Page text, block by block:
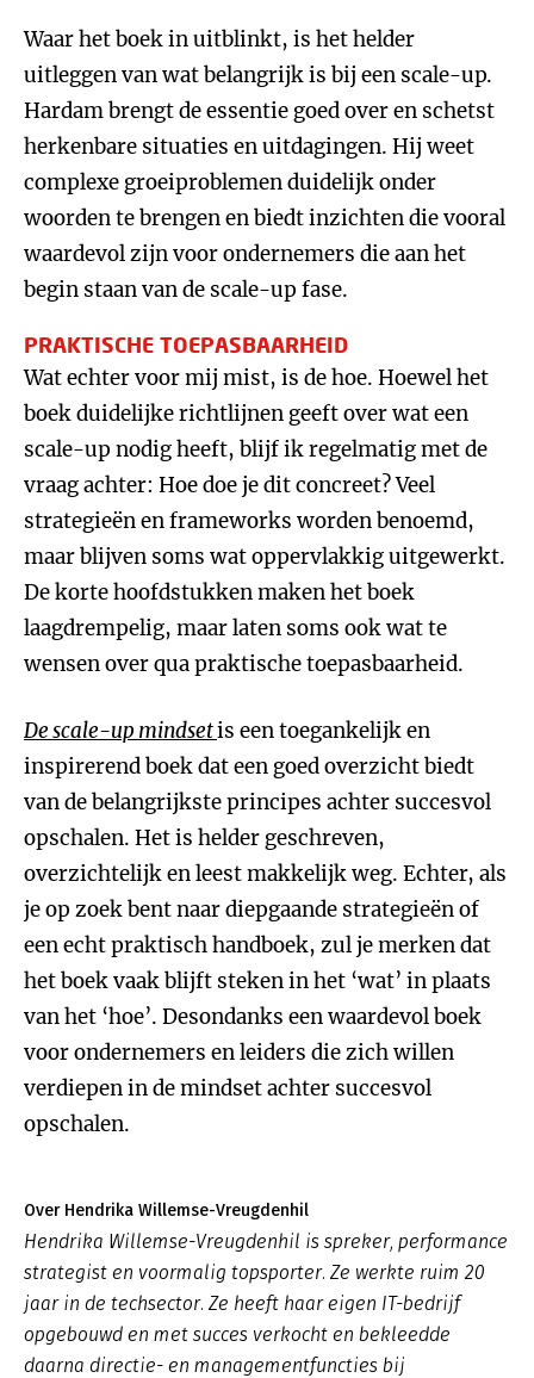
Waar het boek in uitblinkt, is het helder
uitleggen van wat belangrijk is bij een scale-up.
Hardam brengt de essentie goed over en schetst
herkenbare situaties en uitdagingen. Hij weet
complexe groeiproblemen duidelijk onder
woorden te brengen en biedt inzichten die vooral
waardevol zijn voor ondernemers die aan het
begin staan van de scale-up fase.
PRAKTISCHE TOEPASBAARHEID
Wat echter voor mij mist, is de hoe. Hoewel het
boek duidelijke richtlijnen geeft over wat een
scale-up nodig heeft, blijf ik regelmatig met de
vraag achter: Hoe doe je dit concreet? Veel
strategieën en frameworks worden benoemd,
maar blijven soms wat oppervlakkig uitgewerkt.
De korte hoofdstukken maken het boek
laagdrempelig, maar laten soms ook wat te
wensen over qua praktische toepasbaarheid.
De scale-up mindsetis een toegankelijk en
inspirerend boek dat een goed overzicht biedt
van de belangrijkste principes achter succesvol
opschalen. Het is helder geschreven,
overzichtelijk en leest makkelijk weg. Echter, als
je op zoek bent naar diepgaande strategieën of
een echt praktisch handboek, zul je merken dat
het boek vaak blijft steken in het ‘wat’ in plaats
van het ‘hoe’. Desondanks een waardevol boek
voor ondernemers en leiders die zich willen
verdiepen in de mindset achter succesvol
opschalen.
Over Hendrika Willemse-Vreugdenhil
Hendrika Willemse-Vreugdenhil is spreker, performance
strategist en voormalig topsporter. Ze werkte ruim 20
jaar in de techsector. Ze heeft haar eigen IT-bedrijf
opgebouwd en met succes verkocht en bekleedde
daarna directie- en managementfuncties bij